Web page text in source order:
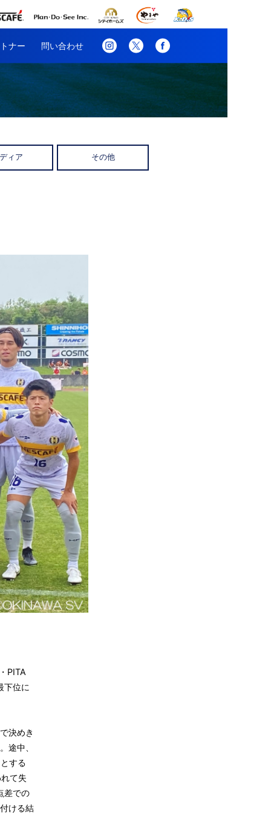
ナー 問い合わせ
ィア その他
PITA
下位に
決めき
途中、
する
て失
差での
ける結